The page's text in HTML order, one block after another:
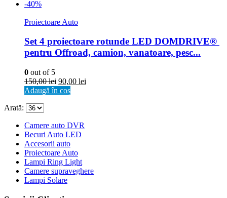
-40%
Proiectoare Auto
Set 4 proiectoare rotunde LED DOMDRIVE®
pentru Offroad, camion, vanatoare, pesc...
0 out of 5
150,00lei 90,00 lei
Adaugă în coș
Arată:
Camere auto DVR
Becuri Auto LED
Accesorii auto
Proiectoare Auto
Lampi Ring Light
Camere supraveghere
Lampi Solare